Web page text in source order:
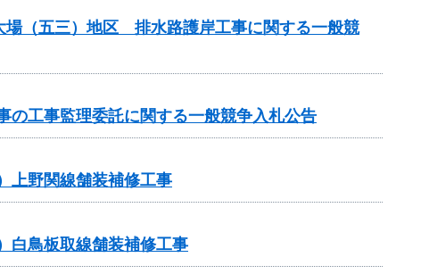
（五三）地区 排水路護岸工事に関する一般競
の工事監理委託に関する一般競争入札公告
上野関線舗装補修工事
白鳥板取線舗装補修工事